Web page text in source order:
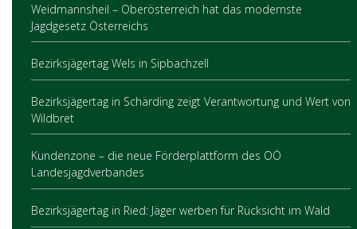
Weidmannsheil – Oberösterreich hat das modernste
Jagdgesetz Österreichs
Bezirksjägertag Wels in Sipbachzell
Bezirksjägertag in Schärding zeigt Verantwortung und Wert von
Wildbret
Kundenzone – die neue Förderplattform des OÖ
Landesjagdverbandes
Bezirksjägertag in Ried: Jäger werben für Rücksicht im Wald